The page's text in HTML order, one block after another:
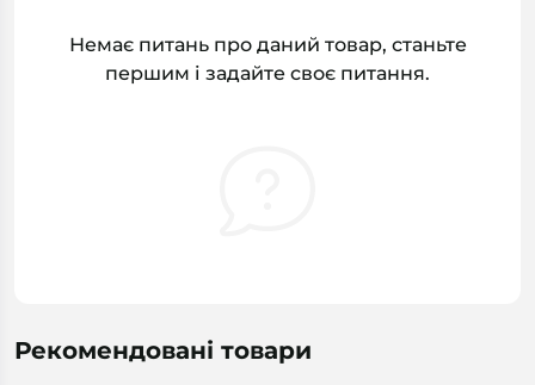
Немає питань про даний товар, станьте
першим і задайте своє питання.
Рекомендовані товари